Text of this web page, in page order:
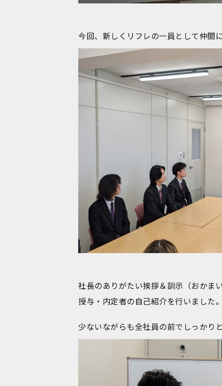
今回、新しくリフレの一員として仲間
社長のありがたい挨拶＆訓示（おかま
授与・内定者の自己紹介を行いました。
少ないながらも全社員の前でしっかり